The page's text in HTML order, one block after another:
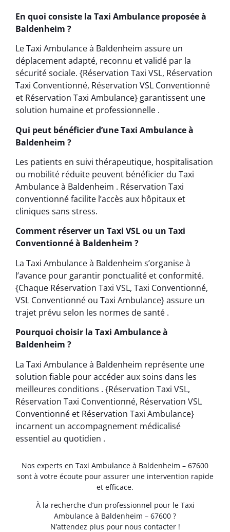
En quoi consiste la Taxi Ambulance proposée à
Baldenheim ?
Le Taxi Ambulance à Baldenheim assure un
déplacement adapté, reconnu et validé par la
sécurité sociale. {Réservation Taxi VSL, Réservation
Taxi Conventionné, Réservation VSL Conventionné
et Réservation Taxi Ambulance} garantissent une
solution humaine et professionnelle .
Qui peut bénéficier d’une Taxi Ambulance à
Baldenheim ?
Les patients en suivi thérapeutique, hospitalisation
ou mobilité réduite peuvent bénéficier du Taxi
Ambulance à Baldenheim . Réservation Taxi
conventionné facilite l’accès aux hôpitaux et
cliniques sans stress.
Comment réserver un Taxi VSL ou un Taxi
Conventionné à Baldenheim ?
La Taxi Ambulance à Baldenheim s’organise à
l’avance pour garantir ponctualité et conformité.
{Chaque Réservation Taxi VSL, Taxi Conventionné,
VSL Conventionné ou Taxi Ambulance} assure un
trajet prévu selon les normes de santé .
Pourquoi choisir la Taxi Ambulance à
Baldenheim ?
La Taxi Ambulance à Baldenheim représente une
solution fiable pour accéder aux soins dans les
meilleures conditions . {Réservation Taxi VSL,
Réservation Taxi Conventionné, Réservation VSL
Conventionné et Réservation Taxi Ambulance}
incarnent un accompagnement médicalisé
essentiel au quotidien .
Nos experts en Taxi Ambulance à Baldenheim – 67600
sont à votre écoute pour assurer une intervention rapide
et efficace.
À la recherche d’un professionnel pour le Taxi
Ambulance à Baldenheim – 67600 ?
N’attendez plus pour nous contacter !